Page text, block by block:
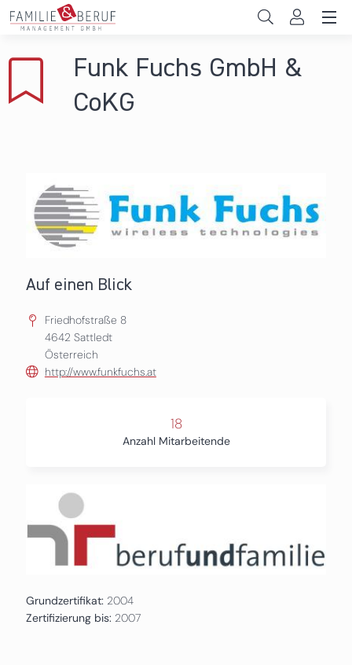
Direkt zum Inhalt
Gemeinden
Das sind wir
News & Events
Funk Fuchs GmbH &
CoKG
Auf einen Blick
Friedhofstraße 8
4642 Sattledt
Österreich
http://www.funkfuchs.at
18
Anzahl Mitarbeitende
Grundzertifikat: 2004
Zertifizierung bis: 2007